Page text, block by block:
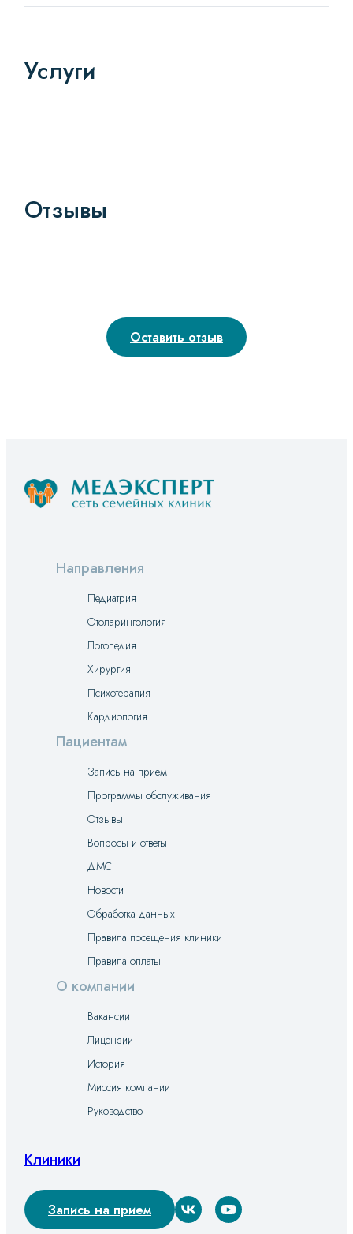
Услуги
Отзывы
Оставить отзыв
Направления
Педиатрия
Отоларингология
Логопедия
Хирургия
Психотерапия
Кардиология
Пациентам
Запись на прием
Программы обслуживания
Отзывы
Вопросы и ответы
ДМС
Новости
Обработка данных
Правила посещения клиники
Правила оплаты
О компании
Вакансии
Лицензии
История
Миссия компании
Руководство
Клиники
Запись на прием